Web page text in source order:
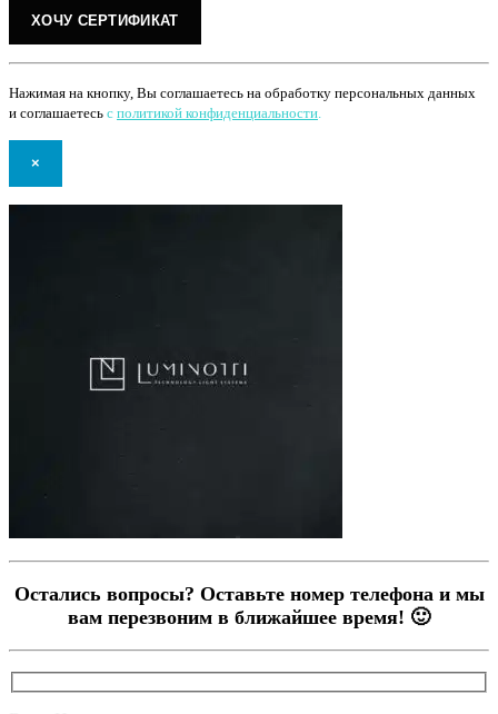
Нажимая на кнопку, Вы соглашаетесь на обработку персональных данных
и соглашаетесь с политикой конфиденциальности
×
Остались вопросы? Оставьте номер телефона и мы
вам перезвоним в ближайшее время! 🙂